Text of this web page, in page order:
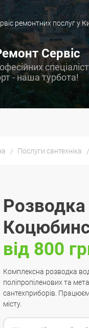
ремонтних послуг у
Сервіс
- наша турбота!
Послуги сантехніка
від 800
Комплексна розводка
поліпропіленових та
сантехприборів.
місту.